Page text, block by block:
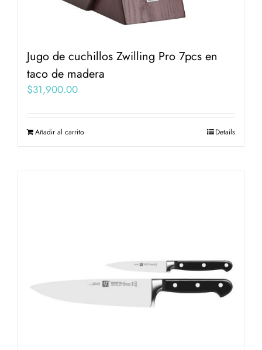
Jugo de cuchillos Zwilling Pro 7pcs en
taco de madera
$31,900.00
Añadir al carrito Details